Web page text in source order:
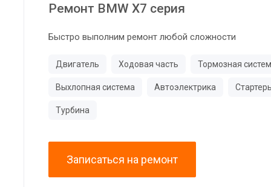
Ремонт BMW X7 серия
Быстро выполним ремонт любой сложности
Двигатель Ходовая часть Тормозная
Выхлопная система Автоэлектрика
Турбина
Записаться на ремонт